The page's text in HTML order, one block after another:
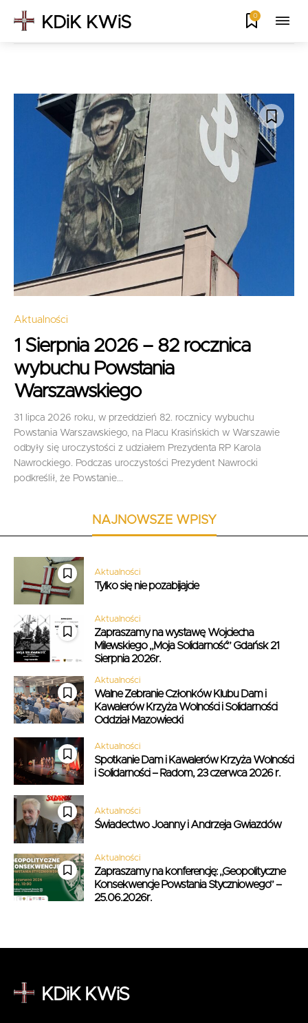
KDiK KWiS 0
Aktualności
1 Sierpnia 2026 – 82 rocznica
wybuchu Powstania
Warszawskiego
31 lipca 2026 roku, w przeddzień 82. rocznicy wybuchu
Powstania Warszawskiego, na Placu Krasińskich w Warszawie
odbyły się uroczystości z udziałem Prezydenta RP Karola
Nawrockiego. Podczas uroczystości Prezydent Nawrocki
podkreślił, że Powstanie...
NAJNOWSZE WPISY
Aktualności
Tylko się nie pozabijajcie
Aktualności
Zapraszamy na wystawę Wojciecha
Milewskiego „Moja Solidarność” Gdańsk 21
Sierpnia 2026r.
Aktualności
Walne Zebranie Członków Klubu Dam i
Kawalerów Krzyża Wolności i Solidarności
Oddział Mazowiecki
Aktualności
Spotkanie Dam i Kawalerów Krzyża Wolności
i Solidarności – Radom, 23 czerwca 2026 r.
Aktualności
Świadectwo Joanny i Andrzeja Gwiazdów
Aktualności
Zapraszamy na konferencję: „Geopolityczne
Konsekwencje Powstania Styczniowego” –
25.06.2026r.
KDiK KWiS